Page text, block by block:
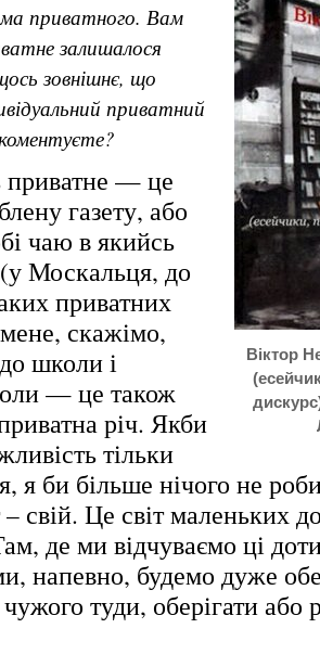
Віктор
приватного. Вам
залишалося
зовнішнє, що
приватний
— це
газету, або
чаю в якийсь
Москальця, до
приватних
скажімо,
школи і
— це також
річ. Якби
тільки
я би більше нічого не
свій. Це світ маленьких
де ми відчуваємо ці
напевно, будемо дуже
чужого туди, оберігати